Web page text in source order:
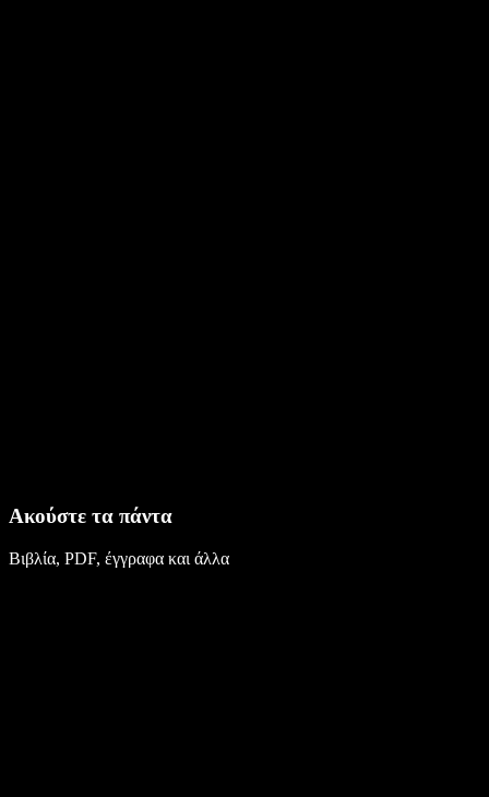
Ακούστε τα πάντα
Βιβλία, PDF, έγγραφα και άλλα